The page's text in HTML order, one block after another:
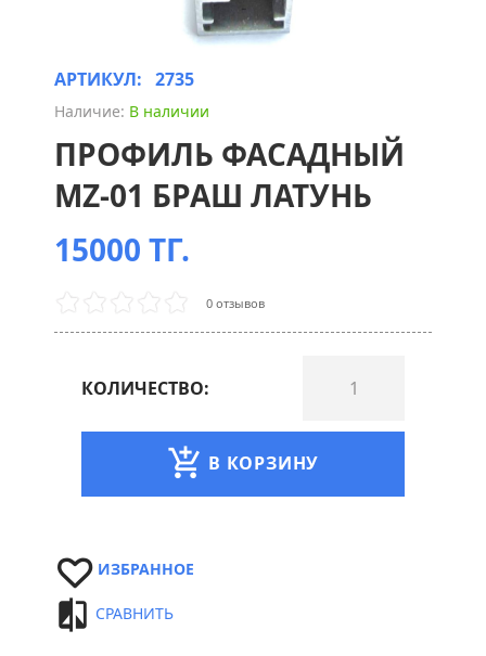
АРТИКУЛ: 2735
Наличие: В наличии
ПРОФИЛЬ ФАСАДНЫЙ
MZ-01 БРАШ ЛАТУНЬ
15000 ТГ.
0 отзывов
КОЛИЧЕСТВО:
В КОРЗИНУ
ИЗБРАННОЕ
СРАВНИТЬ